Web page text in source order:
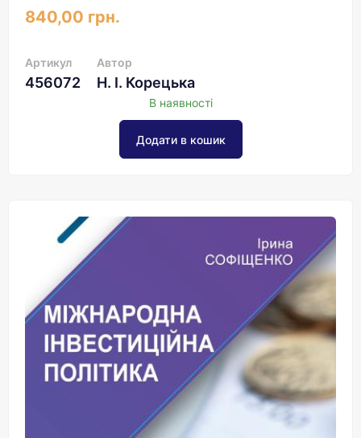
840,00 грн.
Артикул
456072
Автор
Н. І. Корецька
В наявності